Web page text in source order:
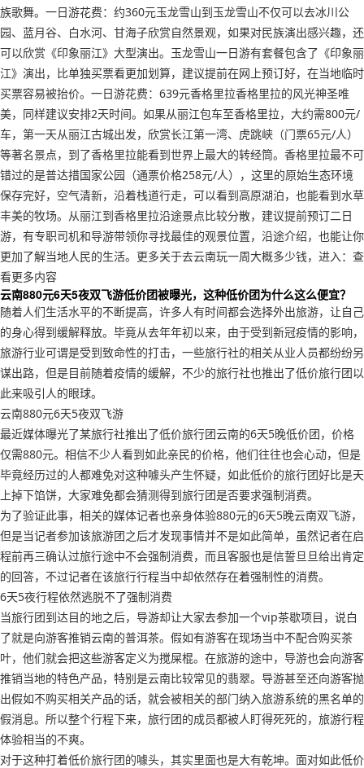
族歌舞。一日游花费：约360元玉龙雪山到玉龙雪山不仅可以去冰川公
园、蓝月谷、白水河、甘海子欣赏自然景观，如果对民族演出感兴趣，还
可以欣赏《印象丽江》大型演出。玉龙雪山一日游有套餐包含了《印象丽
江》演出，比单独买票看更加划算，建议提前在网上预订好，在当地临时
买票容易被抬价。一日游花费：639元香格里拉香格里拉的风光神圣唯
美，同样建议安排2天时间。如果从丽江包车至香格里拉，大约需800元/
车，第一天从丽江古城出发，欣赏长江第一湾、虎跳峡（门票65元/人）
等著名景点，到了香格里拉能看到世界上最大的转经筒。香格里拉最不可
错过的是普达措国家公园（通票价格258元/人），这里的原始生态环境
保存完好，空气清新，沿着栈道行走，可以看到高原湖泊，也能看到水草
丰美的牧场。从丽江到香格里拉沿途景点比较分散，建议提前预订二日
游，有专职司机和导游带领你寻找最佳的观景位置，沿途介绍，也能让你
更加了解当地人民的生活。更多关于去云南玩一周大概多少钱，进入：查
看更多内容
云南880元6天5夜双飞游低价团被曝光，这种低价团为什么这么便宜？
随着人们生活水平的不断提高，许多人有时间都会选择外出旅游，让自己
的身心得到缓解释放。毕竟从去年年初以来，由于受到新冠疫情的影响，
旅游行业可谓是受到致命性的打击，一些旅行社的相关从业人员都纷纷另
谋出路，但是目前随着疫情的缓解，不少的旅行社也推出了低价旅行团以
此来吸引人的眼球。
云南880元6天5夜双飞游
最近媒体曝光了某旅行社推出了低价旅行团云南的6天5晚低价团，价格
仅需880元。相信不少人看到如此亲民的价格，他们往往也会心动，但是
毕竟经历过的人都难免对这种噱头产生怀疑，如此低价的旅行团好比是天
上掉下馅饼，大家难免都会猜测得到旅行团是否要求强制消费。
为了验证此事，相关的媒体记者也亲身体验880元的6天5晚云南双飞游，
但是当记者参加该旅游团之后才发现事情并不是如此简单，虽然记者在启
程前再三确认过旅行途中不会强制消费，而且客服也是信誓旦旦给出肯定
的回答，不过记者在该旅行行程当中却依然存在着强制性的消费。
6天5夜行程依然逃脱不了强制消费
当旅行团到达目的地之后，导游却让大家去参加一个vip茶歇项目，说白
了就是向游客推销云南的普洱茶。假如有游客在现场当中不配合购买茶
叶，他们就会把这些游客定义为搅屎棍。在旅游的途中，导游也会向游客
推销当地的特色产品，特别是云南比较常见的翡翠。导游甚至还向游客抛
出假如不购买相关产品的话，就会被相关的部门纳入旅游系统的黑名单的
假消息。所以整个行程下来，旅行团的成员都被人盯得死死的，旅游行程
体验相当的不爽。
对于这种打着低价旅行团的噱头，其实里面也是大有乾坤。面对如此低价